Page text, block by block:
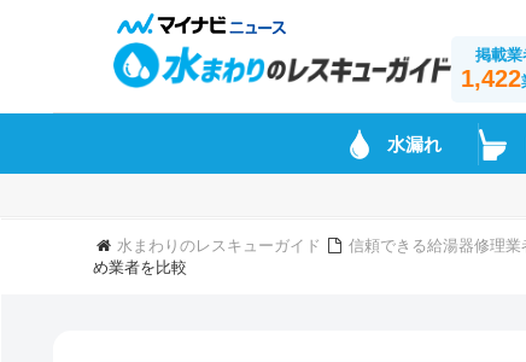
掲載業
1,422
水漏れ
水まわりのレスキューガイド 信頼できる給湯器修理業
め業者を比較